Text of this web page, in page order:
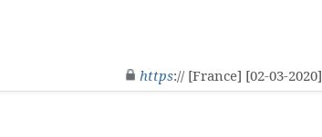
https:// [France] [02-03-2020]